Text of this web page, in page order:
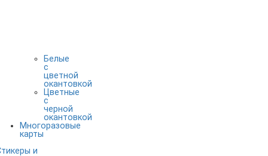
Белые
с
цветной
окантовкой
Цветные
с
черной
окантовкой
Многоразовые
карты
и